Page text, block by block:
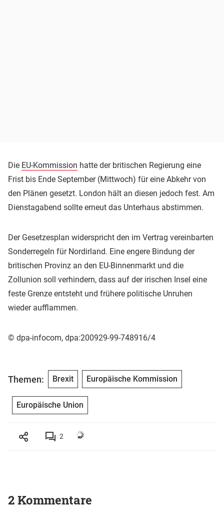
Die EU-Kommission hatte der britischen Regierung eine
Frist bis Ende September (Mittwoch) für eine Abkehr von
den Plänen gesetzt. London hält an diesen jedoch fest. Am
Dienstagabend sollte erneut das Unterhaus abstimmen.
Der Gesetzesplan widerspricht den im Vertrag vereinbarten
Sonderregeln für Nordirland. Eine engere Bindung der
britischen Provinz an den EU-Binnenmarkt und die
Zollunion soll verhindern, dass auf der irischen Insel eine
feste Grenze entsteht und frühere politische Unruhen
wieder aufflammen.
© dpa-infocom, dpa:200929-99-748916/4
Themen: Brexit Europäische Kommission
Europäische Union
2
2 Kommentare